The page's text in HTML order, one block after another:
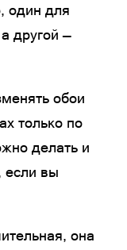
один для
другой —
обои
только по
делать и
если вы
она